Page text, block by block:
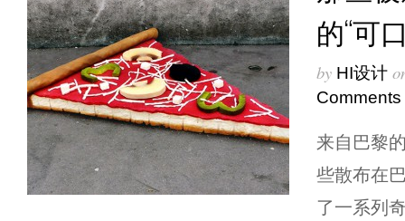
的“可
by HI设计
Comments
来自巴黎
些散布在
了一系列